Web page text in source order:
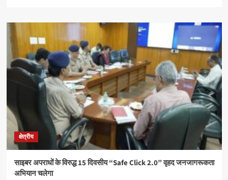
क्षेत्रीय
साइबर अपराधों के विरुद्ध 15 दिवसीय “Safe Click 2.0” वृहद जनजागरूकता
अभियान चलेगा